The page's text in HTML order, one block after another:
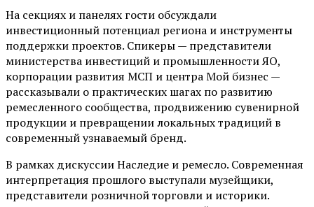
На секциях и панелях гости обсуждали
инвестиционный потенциал региона и инструменты
поддержки проектов. Спикеры — представители
министерства инвестиций и промышленности ЯО,
корпорации развития МСП и центра Мой бизнес —
рассказывали о практических шагах по развитию
ремесленного сообщества, продвижению сувенирной
продукции и превращении локальных традиций в
современный узнаваемый бренд.
В рамках дискуссии Наследие и ремесло. Современная
интерпретация прошлого выступали музейщики,
представители розничной торговли и историки.